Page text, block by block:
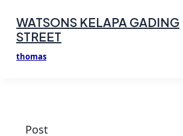
WATSONS KELAPA GADING
STREET
thomas
Post